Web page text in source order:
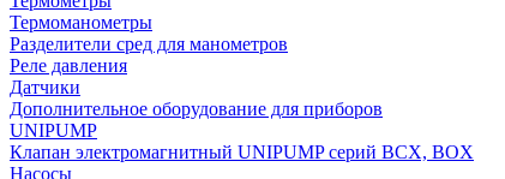
Термоманометры
Разделители сред для манометров
Реле давления
Датчики
Дополнительное оборудование для приборов
UNIPUMP
Клапан электромагнитный UNIPUMP серий BCX, BOX
Насосы